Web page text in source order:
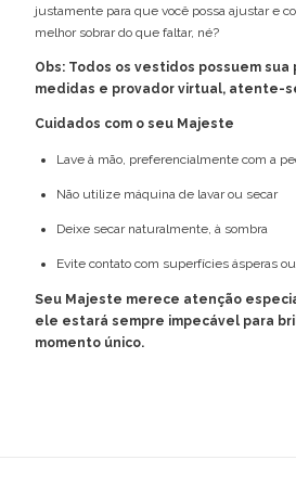
justamente para que você possa ajustar e
melhor sobrar do que faltar, né?
Obs: Todos os vestidos possuem
medidas e provador virtual, atente-
Cuidados com o seu Majeste
Lave à mão, preferencialmente com a
Não utilize máquina de lavar ou secar
Deixe secar naturalmente, à sombra
Evite contato com superfícies ásperas
Seu Majeste merece atenção
ele estará sempre impecável para
momento único.